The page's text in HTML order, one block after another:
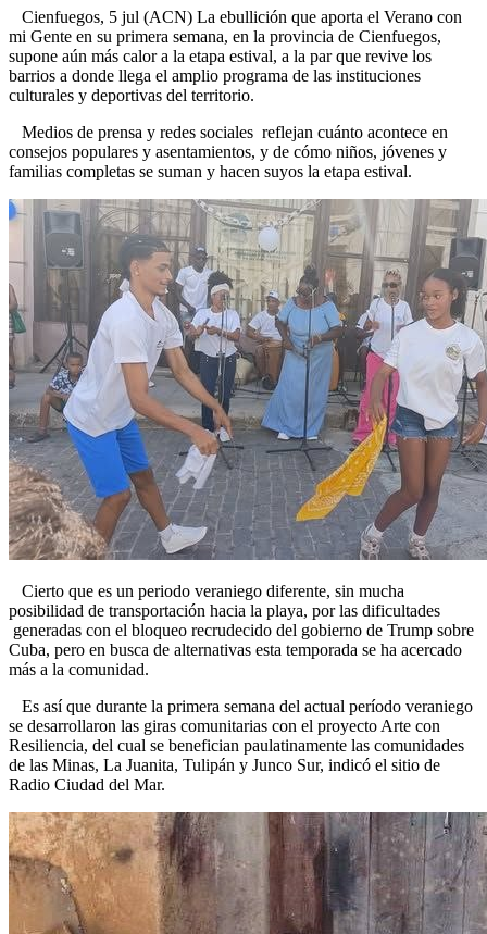
Cienfuegos, 5 jul (ACN) La ebullición que aporta el Verano con
mi Gente en su primera semana, en la provincia de Cienfuegos,
supone aún más calor a la etapa estival, a la par que revive los
barrios a donde llega el amplio programa de las instituciones
culturales y deportivas del territorio.
Medios de prensa y redes sociales reflejan cuánto acontece en
consejos populares y asentamientos, y de cómo niños, jóvenes y
familias completas se suman y hacen suyos la etapa estival.
Cierto que es un periodo veraniego diferente, sin mucha
posibilidad de transportación hacia la playa, por las dificultades
generadas con el bloqueo recrudecido del gobierno de Trump sobre
Cuba, pero en busca de alternativas esta temporada se ha acercado
más a la comunidad.
Es así que durante la primera semana del actual período veraniego
se desarrollaron las giras comunitarias con el proyecto Arte con
Resiliencia, del cual se benefician paulatinamente las comunidades
de las Minas, La Juanita, Tulipán y Junco Sur, indicó el sitio de
Radio Ciudad del Mar.